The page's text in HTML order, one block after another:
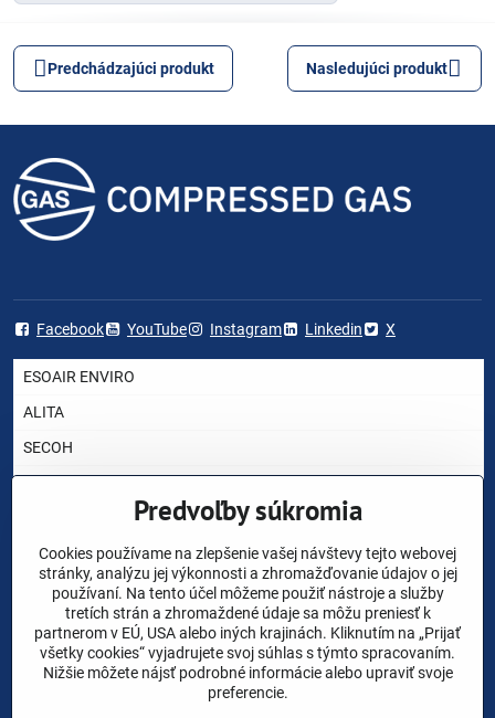
Predchádzajúci produkt Nasledujúci produkt
Facebook YouTube Instagram Linkedin X
ESOAIR ENVIRO
ALITA
SECOH
YASUNAGA RIETSCHLE THOMAS
NITTO KOHKI
CHARLES AUSTEN
AKO VYBRAŤ DÚCHADLO ?
Predvoľby súkromia
Cookies používame na zlepšenie vašej návštevy tejto webovej
stránky, analýzu jej výkonnosti a zhromažďovanie údajov o jej
používaní. Na tento účel môžeme použiť nástroje a služby
tretích strán a zhromaždené údaje sa môžu preniesť k
partnerom v EÚ, USA alebo iných krajinách. Kliknutím na „Prijať
všetky cookies“ vyjadrujete svoj súhlas s týmto spracovaním.
Nižšie môžete nájsť podrobné informácie alebo upraviť svoje
preferencie.